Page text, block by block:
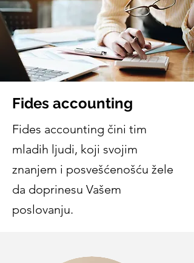
Fides accounting
Fides accounting čini tim
mladih ljudi, koji svojim
znanjem i posvešćenošću žele
da doprinesu Vašem
poslovanju.